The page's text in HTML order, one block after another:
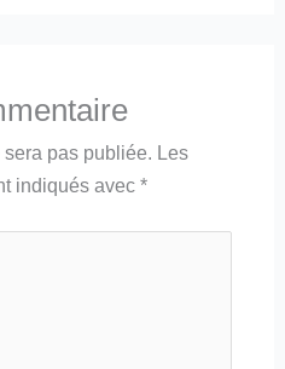
pas publiée. Les
indiqués avec *